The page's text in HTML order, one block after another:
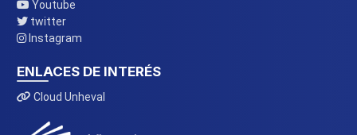
Youtube
twitter
Instagram
ENLACES DE INTERÉS
Cloud Unheval